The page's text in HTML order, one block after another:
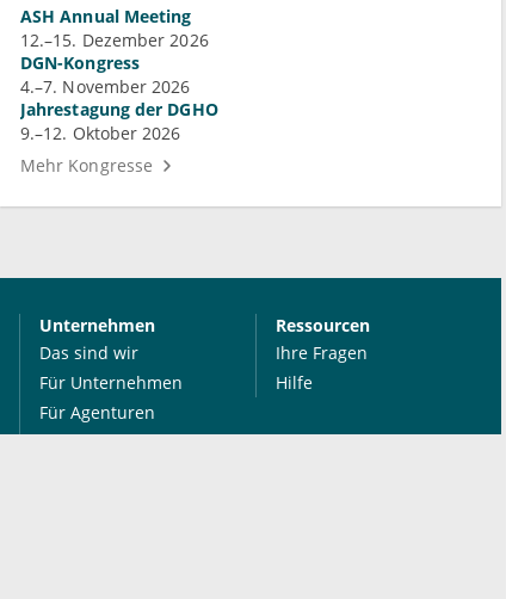
ASH Annual Meeting
12.–15. Dezember 2026
DGN-Kongress
4.–7. November 2026
Jahrestagung der DGHO
9.–12. Oktober 2026
Mehr Kongresse
Unternehmen
Das sind wir
Für Unternehmen
Für Agenturen
Ressourcen
Ihre Fragen
Hilfe